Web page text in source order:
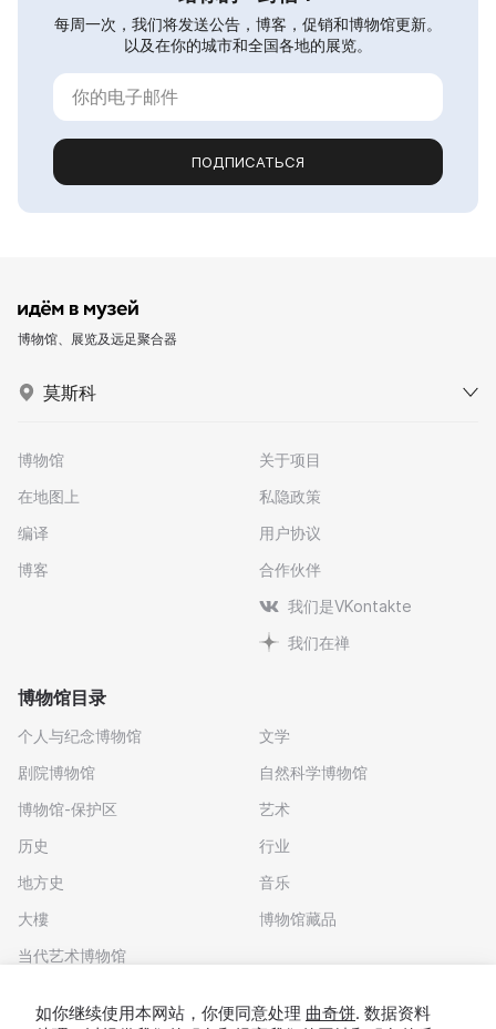
每周一次，我们将发送公告，博客，促销和博物馆更新。
以及在你的城市和全国各地的展览。
ПОДПИСАТЬСЯ
博物馆、展览及远足聚合器
莫斯科
博物馆
在地图上
编译
博客
关于项目
私隐政策
用户协议
合作伙伴
我们是VKontakte
我们在禅
博物馆目录
个人与纪念博物馆
剧院博物馆
博物馆-保护区
历史
地方史
大樓
当代艺术博物馆
文学
自然科学博物馆
艺术
行业
音乐
博物馆藏品
如你继续使用本网站，你便同意处理 曲奇饼. 数据资料